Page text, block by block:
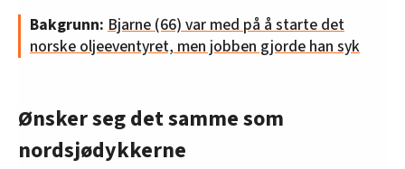
Bakgrunn: Bjarne (66) var med på å starte det
norske oljeeventyret, men jobben gjorde han syk
Ønsker seg det samme som
nordsjødykkerne